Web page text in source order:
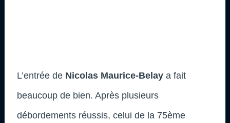
L’entrée de Nicolas Maurice-Belay a fait
beaucoup de bien. Après plusieurs
débordements réussis, celui de la 75ème